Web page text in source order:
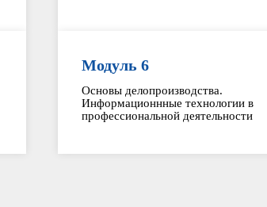
Модуль 6
Основы делопроизводства.
Информационнные технологии в
профессиональной деятельности